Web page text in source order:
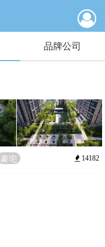
品牌公司
豪宅 14182